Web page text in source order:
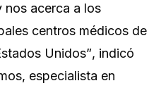
acerca a los
centros médicos de
Unidos”, indicó
especialista en